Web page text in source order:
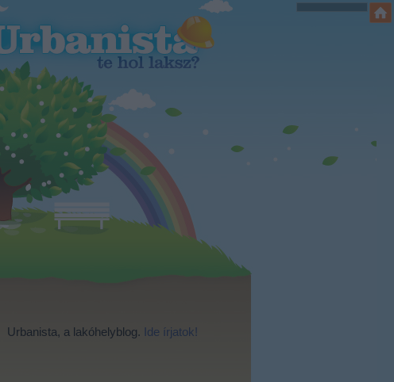
Urbanista, a lakóhelyblog. Ide írjatok!